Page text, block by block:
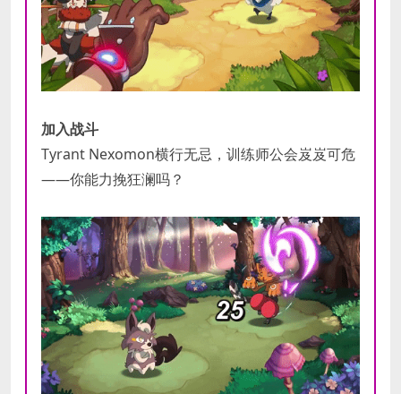
加入战斗
Tyrant Nexomon横行无忌，训练师公会岌岌可危
——你能力挽狂澜吗？